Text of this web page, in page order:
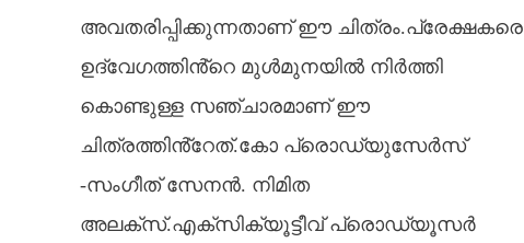
അവതരിപ്പിക്കുന്നതാണ് ഈ ചിത്രം.പ്രേക്ഷകരെ
ഉദ്വേഗത്തിൻ്റെ മുൾമുനയിൽ നിർത്തി
കൊണ്ടുള്ള സഞ്ചാരമാണ് ഈ
ചിത്രത്തിൻ്റേത്.കോ പ്രൊഡ്യുസേർസ്
-സംഗീത് സേനൻ. നിമിത
അലക്സ്‌.എക്സിക്യൂട്ടീവ് പ്രൊഡ്യൂസർ